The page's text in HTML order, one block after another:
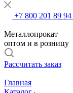
+7 800 201 89 94
Металлопрокат
оптом и в розницу
Рассчитать заказ
Главная